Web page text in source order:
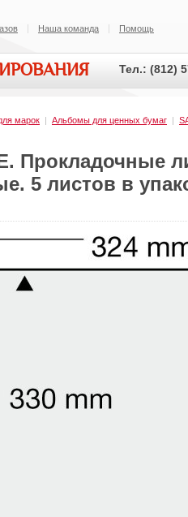
Наша команда Помощь
Тел.: (812)
марок | Альбомы для ценных бумаг |
Прокладочные
5 листов в